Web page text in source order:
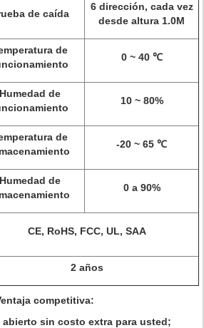
de caída
6 dirección, cada vez
desde altura 1.0M
de
0 ~ 40 ℃
Humedad de
10 ~ 80%
de
-20 ~ 65 ℃
Humedad de
0 a 90%
CE, RoHS, FCC, UL, SAA
2 años
competitiva:
sin costo extra para usted;